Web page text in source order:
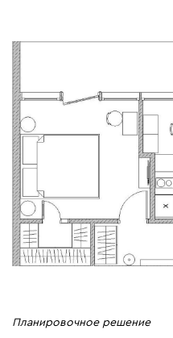
Планировочное решение